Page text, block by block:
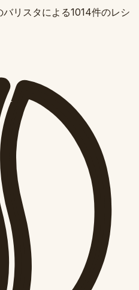
バリスタによる1014件のレシ